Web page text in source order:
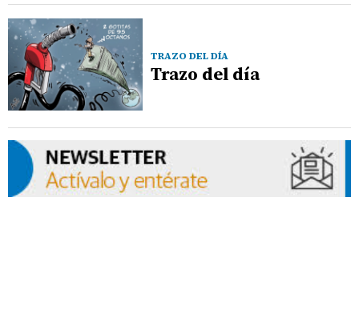
TRAZO DEL DÍA
Trazo del día